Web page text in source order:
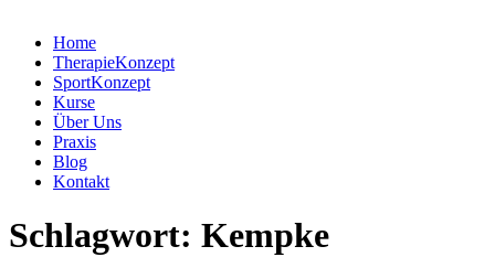
Home
TherapieKonzept
SportKonzept
Kurse
Über Uns
Praxis
Blog
Kontakt
Schlagwort: Kempke